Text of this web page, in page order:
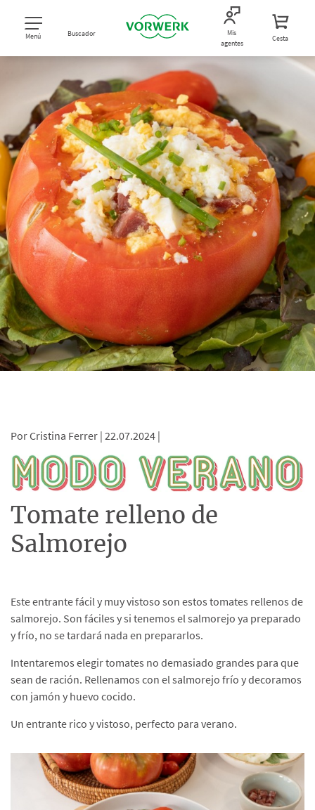
Menú Buscador
Mis
agentes
Cesta
Por Cristina Ferrer | 22.07.2024 |
Tomate relleno de
Salmorejo
Este entrante fácil y muy vistoso son estos tomates rellenos de
salmorejo. Son fáciles y si tenemos el salmorejo ya preparado
y frío, no se tardará nada en prepararlos.
Intentaremos elegir tomates no demasiado grandes para que
sean de ración. Rellenamos con el salmorejo frío y decoramos
con jamón y huevo cocido.
Un entrante rico y vistoso, perfecto para verano.